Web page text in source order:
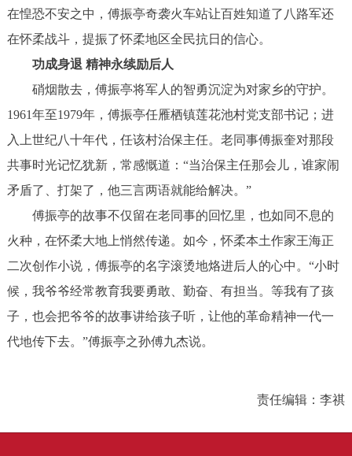
在惶恐不安之中，傅振亭奇袭火车站让百姓知道了八路军还
在怀柔战斗，提振了怀柔地区全民抗日的信心。
功成身退 精神永续励后人
硝烟散去，傅振亭将军人的智勇沉淀为对家乡的守护。
1961年至1979年，傅振亭任雁栖镇莲花池村党支部书记；进
入上世纪八十年代，任该村治保主任。老同事傅振奎对那段
共事时光记忆犹新，常感慨道：“当治保主任那会儿，谁家闹
矛盾了、打架了，他三言两语就能给解决。”
傅振亭的故事不仅留在老同事的回忆里，也如同不息的
火种，在怀柔大地上悄然传递。如今，怀柔本土作家王海正
二次创作小说，傅振亭的名字滚烫地烙进后人的心中。“小时
候，我爷爷经常教育我要勇敢、勤奋、有担当。等我有了孩
子，也会把爷爷的故事讲给孩子听，让他的革命精神一代一
代地传下去。”傅振亭之孙傅九杰说。
责任编辑：李祺